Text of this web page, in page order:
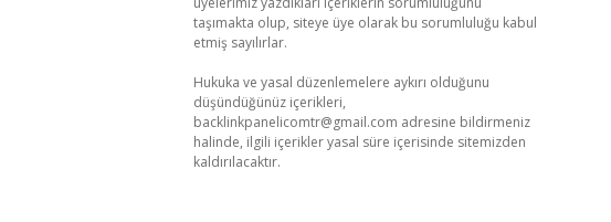
taşımakta olup, siteye üye olarak bu sorumluluğu kabul
etmiş sayılırlar.
Hukuka ve yasal düzenlemelere aykırı olduğunu
düşündüğünüz içerikleri,
backlinkpanelicomtr@gmail.com adresine bildirmeniz
halinde, ilgili içerikler yasal süre içerisinde sitemizden
kaldırılacaktır.